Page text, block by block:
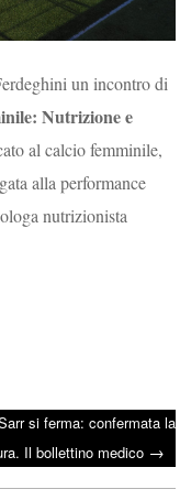
un incontro di
Nutrizione e
al calcio femminile,
alla performance
nutrizionista
si ferma: confermata la
Il bollettino medico →